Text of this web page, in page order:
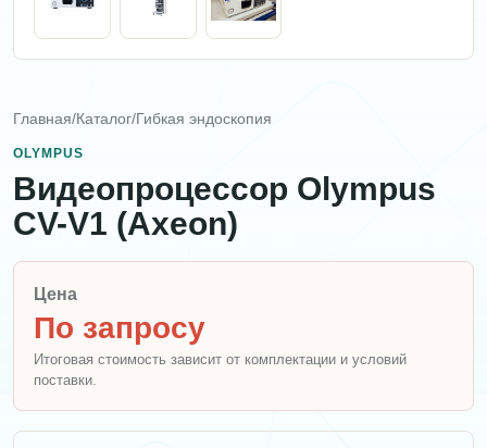
Главная/Каталог/Гибкая эндоскопия
OLYMPUS
Видеопроцессор Olympus
CV-V1 (Axeon)
Цена
По запросу
Итоговая стоимость зависит от комплектации и условий
поставки.